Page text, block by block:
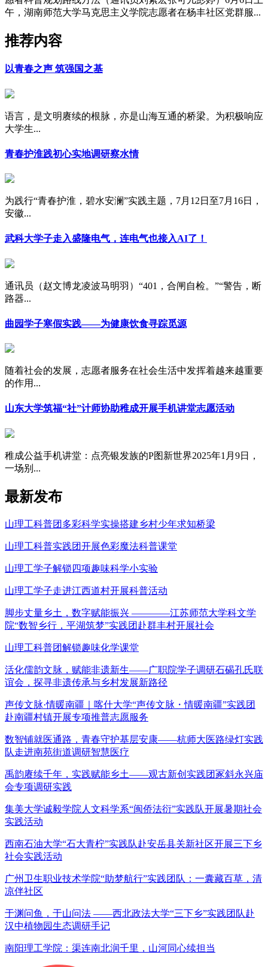
午，湖南师范大学马克思主义学院志愿者在杨丰社区党群服...
推荐内容
以青春之声 筑强国之基
语言，是文明赓续的根脉，亦是山海互通的桥梁。为积极响应
大学生...
青春护淮践初心实地调研察水情
为践行“青春护淮，碧水安澜”实践主题，7月12日至7月16日，
安徽...
武科大学子走入盛隆电气，连电气也接入AI了！
通讯员（赵文博龙凌波马明羽）“401，合闸自检。”“警告，断
路器...
曲园学子寒假实践——为健康饮食寻踪觅源
随着社会的发展，志愿者服务在社会生活中发挥着越来越重要
的作用...
山东大学筑福“社”计师协助稚成开展手机讲堂志愿活动
稚成公益手机讲堂：点亮银发族的P图新世界2025年1月9日，
一场别...
最新发布
山理工科普团多彩科学实操搭建乡村少年求知桥梁
山理工科普实践团开展色彩魔法科普课堂
山理工学子解锁四项趣味科学小实验
山理工学子走进江西道村开展科普活动
脚步丈量乡土，数字赋能振兴 ————江苏师范大学科文学
院“数智乡行，平湖筑梦”实践团赴群丰村开展社会
山理工科普团解锁趣味化学课堂
活化儒韵文脉，赋能非遗新生——广职院学子调研石碣孔氏联
谊会，探寻非遗传承与乡村发展新路径
声传文脉·情暖南疆｜喀什大学“声传文脉・情暖南疆”实践团
赴南疆村镇开展专项推普志愿服务
数智铺就医通路，青春守护基层安康——杭师大医路绿灯实践
队走进南苑街道调研智慧医疗
禹韵赓续千年，实践赋能乡土——观古新创实践团冢斜永兴庙
会专项调研实践
集美大学诚毅学院人文科学系“闽侨法衍”实践队开展暑期社会
实践活动
西南石油大学“石大青柠”实践队赴安岳县关新社区开展三下乡
社会实践活动
广州卫生职业技术学院“助梦航行”实践团队：一囊藏百草，清
凉伴社区
于渊问鱼，于山问法 ——西北政法大学“三下乡”实践团队赴
汉中植物园生态调研手记
南阳理工学院：渠连南北润千里，山河同心续担当